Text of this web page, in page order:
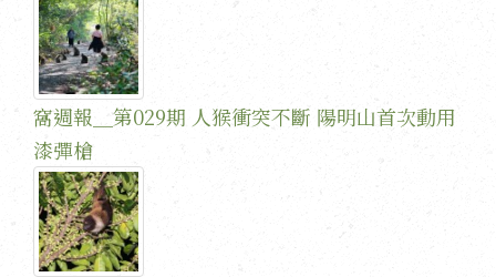
窩週報＿第029期 人猴衝突不斷 陽明山首次動用
漆彈槍